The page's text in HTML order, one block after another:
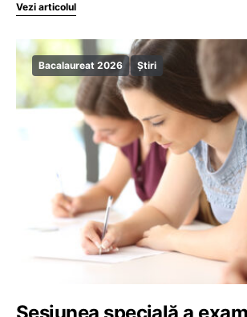
Vezi articolul
Bacalaureat 2026 Știri